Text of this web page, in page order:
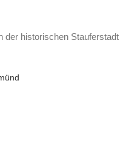
der historischen Stauferstadt